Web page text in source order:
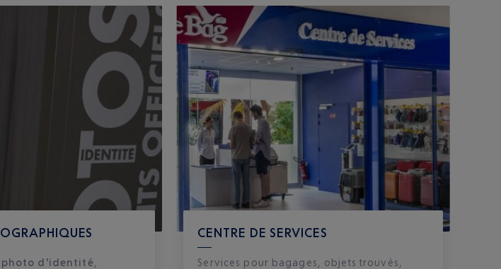
photo d'identité
CENTRE DE SERVICES
Services pour bagages, objets trouvés,